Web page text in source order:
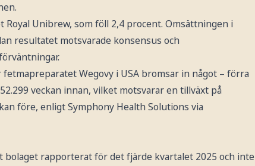
Unibrew, som föll 2,4 procent. Omsättningen i
resultatet motsvarade konsensus och
Wegovy i USA bromsar in något – förra
veckan innan, vilket motsvarar en tillväxt på
före, enligt Symphony Health Solutions via
bolaget rapporterat för det fjärde kvartalet 2025 och inte